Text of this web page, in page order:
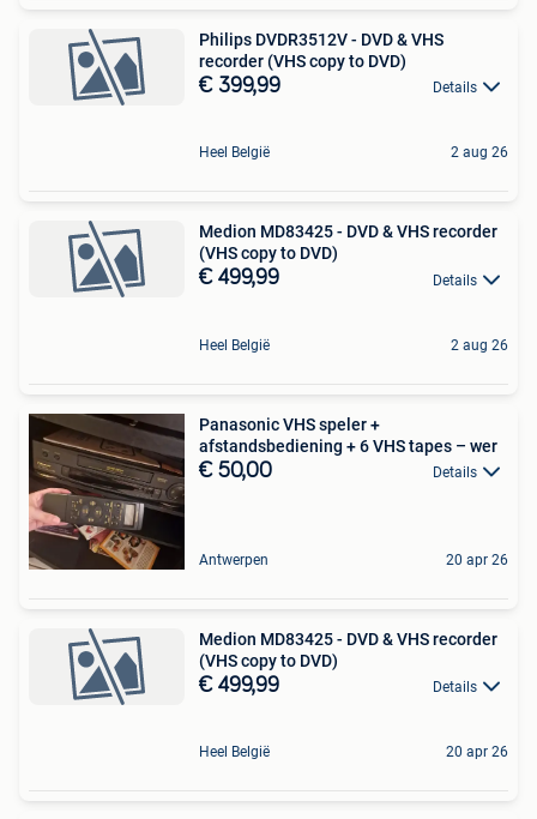
Philips DVDR3512V - DVD & VHS
recorder (VHS copy to DVD)
€ 399,99 Details
Heel België 2 aug 26
Medion MD83425 - DVD & VHS recorder
(VHS copy to DVD)
€ 499,99 Details
Heel België 2 aug 26
Panasonic VHS speler +
afstandsbediening + 6 VHS tapes – wer
€ 50,00 Details
Antwerpen 20 apr 26
Medion MD83425 - DVD & VHS recorder
(VHS copy to DVD)
€ 499,99 Details
Heel België 20 apr 26